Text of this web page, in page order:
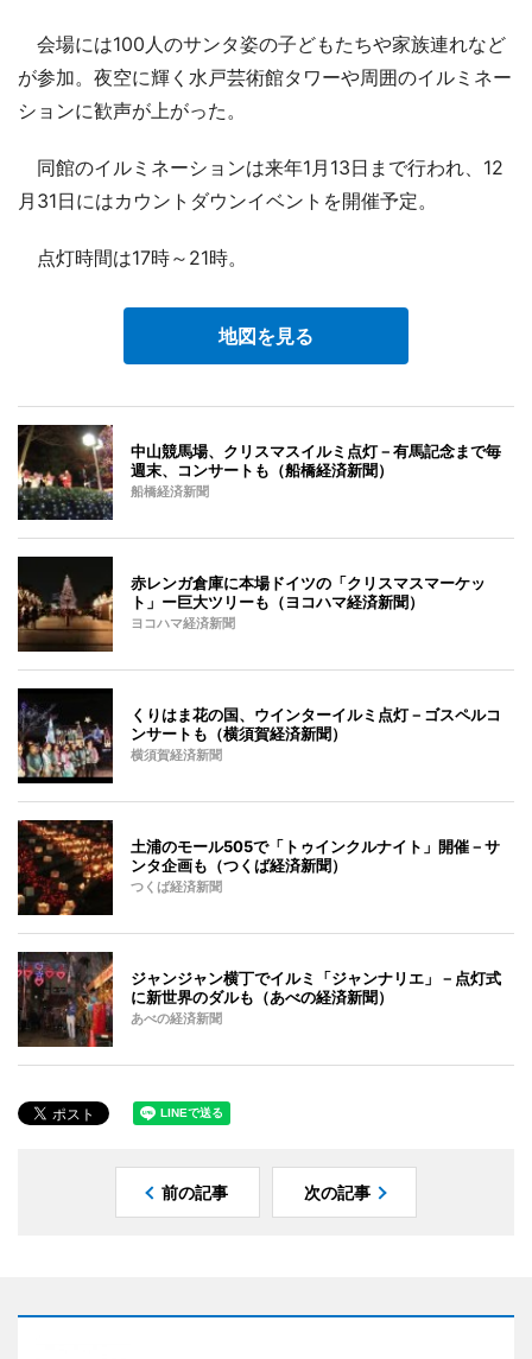
会場には100人のサンタ姿の子どもたちや家族連れなど
が参加。夜空に輝く水戸芸術館タワーや周囲のイルミネー
ションに歓声が上がった。
同館のイルミネーションは来年1月13日まで行われ、12
月31日にはカウントダウンイベントを開催予定。
点灯時間は17時～21時。
地図を見る
中山競馬場、クリスマスイルミ点灯－有馬記念まで毎
週末、コンサートも（船橋経済新聞）
船橋経済新聞
赤レンガ倉庫に本場ドイツの「クリスマスマーケッ
ト」ー巨大ツリーも（ヨコハマ経済新聞）
ヨコハマ経済新聞
くりはま花の国、ウインターイルミ点灯－ゴスペルコ
ンサートも（横須賀経済新聞）
横須賀経済新聞
土浦のモール505で「トゥインクルナイト」開催－サ
ンタ企画も（つくば経済新聞）
つくば経済新聞
ジャンジャン横丁でイルミ「ジャンナリエ」－点灯式
に新世界のダルも（あべの経済新聞）
あべの経済新聞
前の記事 次の記事